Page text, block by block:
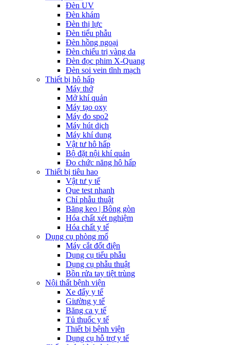
Đèn UV
Đèn khám
Đèn thị lực
Đèn tiểu phẫu
Đèn hồng ngoại
Đèn chiếu trị vàng da
Đèn đọc phim X-Quang
Đèn soi vein tĩnh mạch
Thiết bị hô hấp
Máy thở
Mở khí quản
Máy tạo oxy
Máy đo spo2
Máy hút dịch
Máy khí dung
Vật tư hô hấp
Bộ đặt nội khí quản
Đo chức năng hô hấp
Thiết bị tiêu hao
Vật tư y tế
Que test nhanh
Chỉ phẫu thuật
Băng keo | Bông gòn
Hóa chất xét nghiệm
Hóa chất y tế
Dụng cụ phòng mổ
Máy cắt đốt điện
Dụng cụ tiểu phẫu
Dụng cụ phẫu thuật
Bồn rửa tay tiệt trùng
Nội thất bệnh viện
Xe đẩy y tế
Giường y tế
Băng ca y tế
Tủ thuốc y tế
Thiết bị bệnh viện
Dụng cụ hỗ trợ y tế